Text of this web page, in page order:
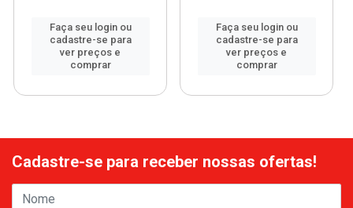
Faça seu login ou
cadastre-se para
ver preços e
comprar
Faça seu login ou
cadastre-se para
ver preços e
comprar
Cadastre-se para receber nossas ofertas!